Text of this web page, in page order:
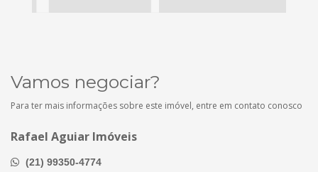
Vamos negociar?
Para ter mais informações sobre este imóvel, entre em contato conosco
Rafael Aguiar Imóveis
(21) 99350-4774